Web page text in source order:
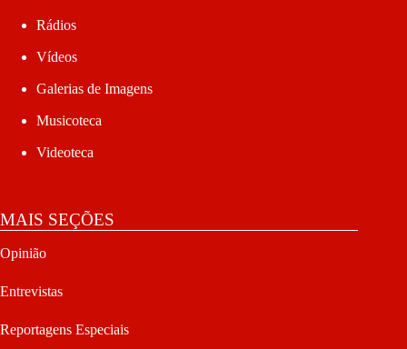
Rádios
Vídeos
Galerias de Imagens
Musicoteca
Videoteca
MAIS SEÇÕES
Opinião
Entrevistas
Reportagens Especiais